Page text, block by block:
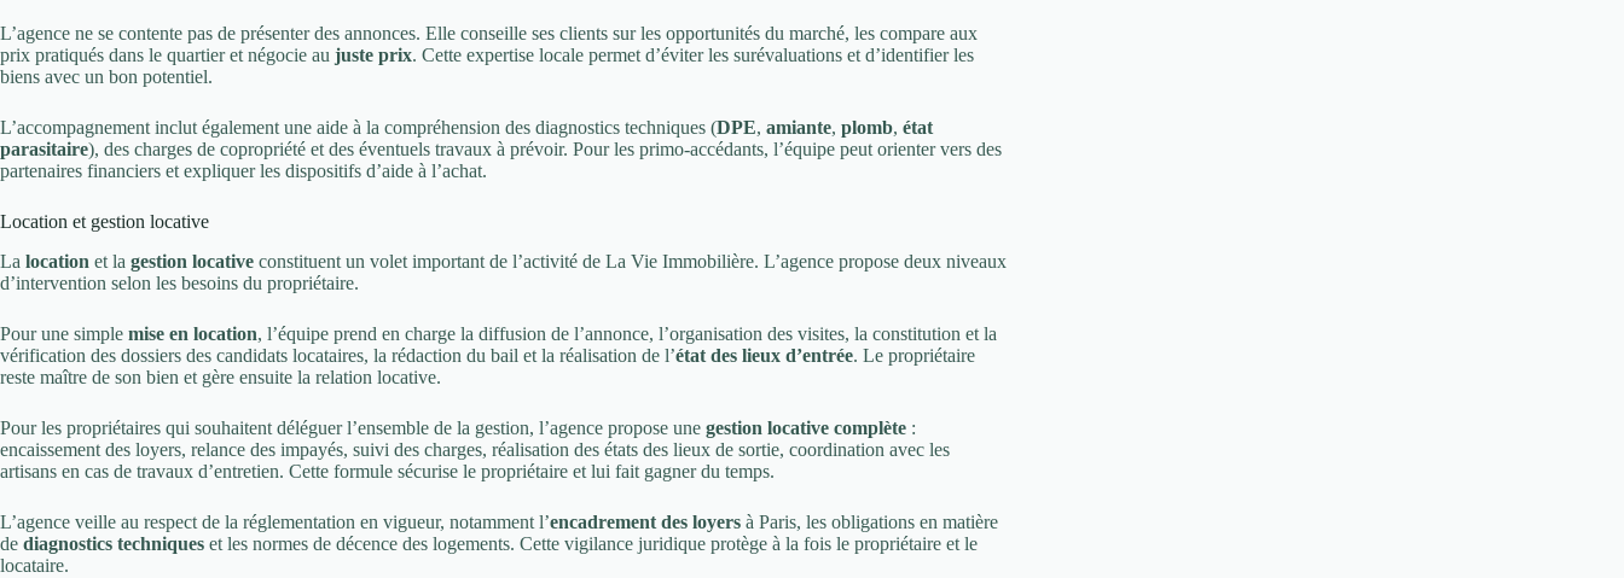
L’agence ne se contente pas de présenter des annonces. Elle conseille ses clients sur les opportunités du marché, les compare aux
prix pratiqués dans le quartier et négocie au juste prix. Cette expertise locale permet d’éviter les surévaluations et d’identifier les
biens avec un bon potentiel.
L’accompagnement inclut également une aide à la compréhension des diagnostics techniques (DPE, amiante, plomb, état
parasitaire), des charges de copropriété et des éventuels travaux à prévoir. Pour les primo-accédants, l’équipe peut orienter vers des
partenaires financiers et expliquer les dispositifs d’aide à l’achat.
Location et gestion locative
La location et la gestion locative constituent un volet important de l’activité de La Vie Immobilière. L’agence propose deux niveaux
d’intervention selon les besoins du propriétaire.
Pour une simple mise en location, l’équipe prend en charge la diffusion de l’annonce, l’organisation des visites, la constitution et la
vérification des dossiers des candidats locataires, la rédaction du bail et la réalisation de l’état des lieux d’entrée. Le propriétaire
reste maître de son bien et gère ensuite la relation locative.
Pour les propriétaires qui souhaitent déléguer l’ensemble de la gestion, l’agence propose une gestion locative complète :
encaissement des loyers, relance des impayés, suivi des charges, réalisation des états des lieux de sortie, coordination avec les
artisans en cas de travaux d’entretien. Cette formule sécurise le propriétaire et lui fait gagner du temps.
L’agence veille au respect de la réglementation en vigueur, notamment l’encadrement des loyers à Paris, les obligations en matière
de diagnostics techniques et les normes de décence des logements. Cette vigilance juridique protège à la fois le propriétaire et le
locataire.